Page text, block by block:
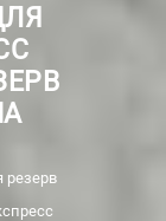
резерв